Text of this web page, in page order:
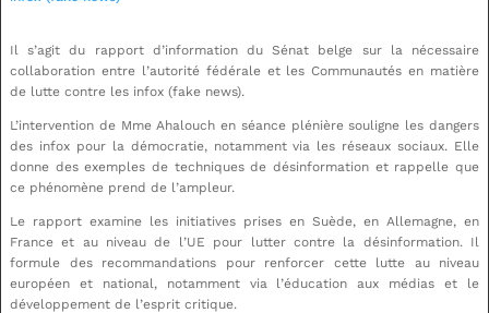
Il s’agit du rapport d’information du Sénat belge sur la nécessaire
collaboration entre l’autorité fédérale et les Communautés en matière
de lutte contre les infox (fake news).
L’intervention de Mme Ahalouch en séance plénière souligne les dangers
des infox pour la démocratie, notamment via les réseaux sociaux. Elle
donne des exemples de techniques de désinformation et rappelle que
ce phénomène prend de l’ampleur.
Le rapport examine les initiatives prises en Suède, en Allemagne, en
France et au niveau de l’UE pour lutter contre la désinformation. Il
formule des recommandations pour renforcer cette lutte au niveau
européen et national, notamment via l’éducation aux médias et le
développement de l’esprit critique.